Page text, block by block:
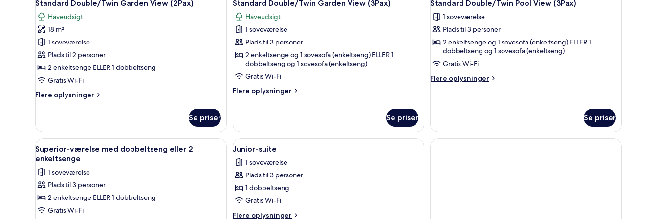
(2Pax)
alle
billeder
af
Standard
Double/Twin
Garden
View
Standard Double/Twin Garden View (2Pax)
Haveudsigt
18 m²
1 soveværelse
Plads til 2 personer
2 enkeltsenge ELLER 1 dobbeltseng
Gratis Wi-Fi
Flere oplysninger
Flere
Double/Twin
Garden
View
(2Pax)
Se priser
alle
billeder
af
Standard
Double/Twin
Garden
View
(3Pax)
Standard Double/Twin Garden View (3Pax)
Haveudsigt
1 soveværelse
Plads til 3 personer
2 enkeltsenge og 1 sovesofa (enkeltseng) ELLER 1
dobbeltseng og 1 sovesofa (enkeltseng)
Gratis Wi-Fi
Flere oplysninger
Flere
Double/Twin
Garden
View
(3Pax)
Se priser
alle
billeder
af
Standard
Double/Twin
Pool
View
Standard Double/Twin Pool View (3Pax)
1 soveværelse
Plads til 3 personer
2 enkeltsenge og 1 sovesofa (enkeltseng) ELLER 1
dobbeltseng og 1 sovesofa (enkeltseng)
Gratis Wi-Fi
Flere oplysninger
Flere
View
(3Pax)
Se priser
Indlæs
alle
billeder
af
Superior-
værelse
med
Et moderne hotelværelse med en stor seng, et siddeområde med en stol, et skrivebord og et stort spejl.
14
Superior-værelse med dobbeltseng eller 2
enkeltsenge
1 soveværelse
Plads til 3 personer
2 enkeltsenge ELLER 1 dobbeltseng
Gratis Wi-Fi
Indlæs
alle
billeder
af
Junior-
suite
Et hotelværelse med en stor seng, en sofa, et lille bord og en vægmonteret aircondition.
6
Junior-suite
1 soveværelse
Plads til 3 personer
1 dobbeltseng
Gratis Wi-Fi
Flere oplysninger
Flere